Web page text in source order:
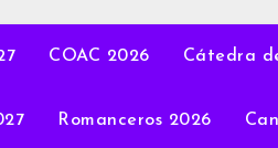
COAC 2026 Cátedra
Romanceros 2026